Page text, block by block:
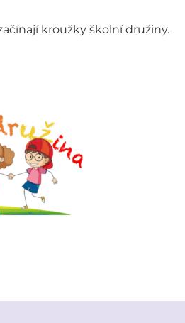
kroužky školní družiny.